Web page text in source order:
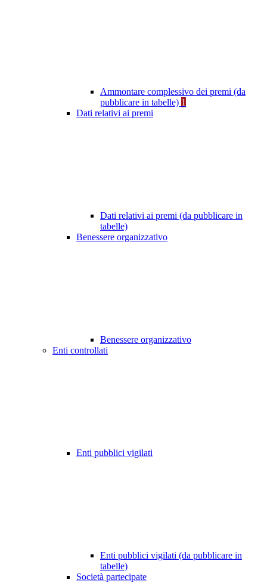
Ammontare complessivo dei premi (da
pubblicare in tabelle) 1
Dati relativi ai premi
Dati relativi ai premi (da pubblicare in
tabelle)
Benessere organizzativo
Benessere organizzativo
Enti controllati
Enti pubblici vigilati
Enti pubblici vigilati (da pubblicare in
tabelle)
Società partecipate